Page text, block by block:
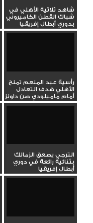
شاهد ثلاثية الأهلي في
شباك القطن الكاميروني
بدوري أبطال إفريقيا
رأسية عبد المنعم تمنح
الأهلي هدف التعادل
أمام ماميلودي صن داونز
الترجي يصعق الزمالك
بثنائية رائعة في دوري
أبطال إفريقيا